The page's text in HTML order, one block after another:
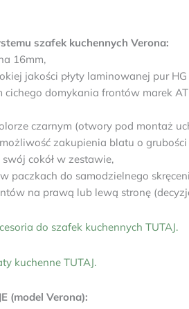
szafek kuchennych Verona:
16mm,
jakości płyty laminowanej pur
cichego domykania frontów marek
czarnym (otwory pod montaż
zakupienia blatu o
cokół w zestawie,
paczkach do samodzielnego
na prawą lub lewą stronę
do szafek kuchennych TUTAJ.
kuchenne TUTAJ.
(model Verona):